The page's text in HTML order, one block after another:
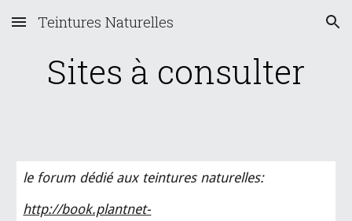
Skip to main content Skip to navigation
Teintures Naturelles
Sites à consulter
le forum dédié aux teintures naturelles:
http://book.plantnet-